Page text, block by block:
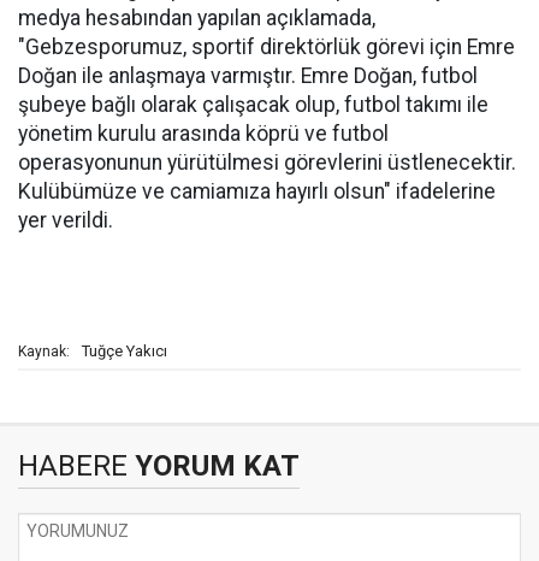
medya hesabından yapılan açıklamada,
"Gebzesporumuz, sportif direktörlük görevi için Emre
Doğan ile anlaşmaya varmıştır. Emre Doğan, futbol
şubeye bağlı olarak çalışacak olup, futbol takımı ile
yönetim kurulu arasında köprü ve futbol
operasyonunun yürütülmesi görevlerini üstlenecektir.
Kulübümüze ve camiamıza hayırlı olsun" ifadelerine
yer verildi.
Kaynak: Tuğçe Yakıcı
HABERE YORUM KAT